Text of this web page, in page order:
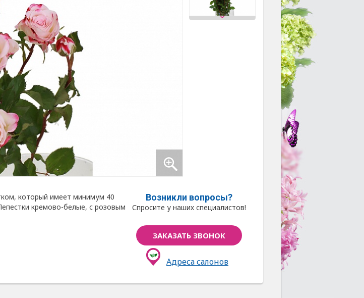
который имеет минимум 40
кремово-белые, с розовым
Возникли вопросы?
Спросите у наших специалистов!
ЗАКАЗАТЬ ЗВОНОК
Адреса салонов